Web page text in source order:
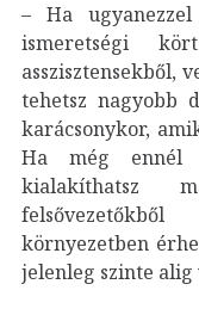
– Ha
ismeretségi
asszisztensekből,
tehetsz nagyobb
karácsonykor,
Ha még ennél
kialakíthatsz
környezetben
jelenleg szinte